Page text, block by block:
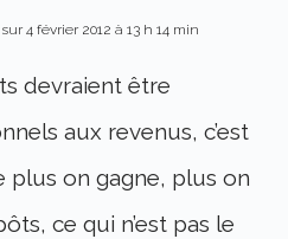
sur 4 février 2012 à 13 h 14 min
devraient être
aux revenus, c’est
plus on gagne, plus on
ce qui n’est pas le